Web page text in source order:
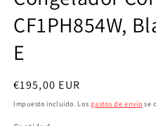
CF1PH854W,
E
Precio
habitual
€195,00 EUR
Impuesto incluido. Losgastos de envío se